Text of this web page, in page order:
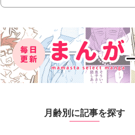
月齢別に記事を探す